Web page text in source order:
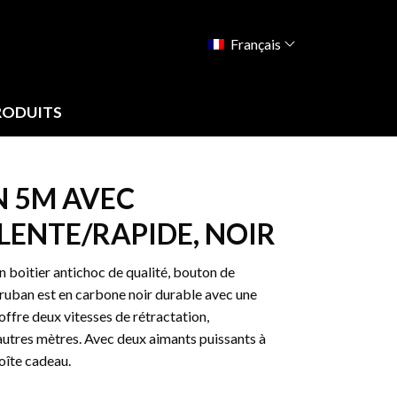
Français
5M AVEC
RAPIDE, NOIR
boitier antichoc de qualité, bouton de
est en carbone noir durable avec une
deux vitesses de rétractation,
mètres. Avec deux aimants puissants à
cadeau.